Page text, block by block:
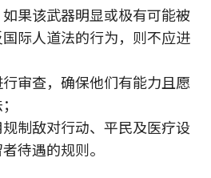
果该武器明显或极有可能被
际人道法的行为，则不应进
审查，确保他们有能力且愿
制敌对行动、平民及医疗设
待遇的规则。